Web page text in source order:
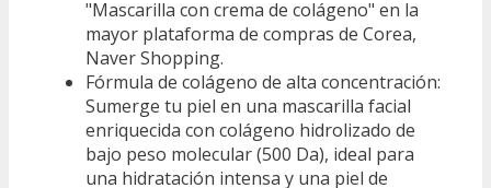
"Mascarilla con crema de colágeno" en la
mayor plataforma de compras de Corea,
Naver Shopping.
Fórmula de colágeno de alta concentración:
Sumerge tu piel en una mascarilla facial
enriquecida con colágeno hidrolizado de
bajo peso molecular (500 Da), ideal para
una hidratación intensa y una piel de